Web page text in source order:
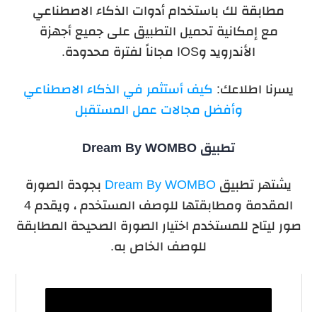
مطابقة لك باستخدام أدوات الذكاء الاصطناعي
مع إمكانية تحميل التطبيق على جميع أجهزة
الأندرويد وIOS مجاناً لفترة محدودة.
يسرنا اطلاعك: كيف أستثمر في الذكاء الاصطناعي
وأفضل مجالات عمل المستقبل
تطبيق Dream By WOMBO
يشتهر تطبيق Dream By WOMBO بجودة الصورة
المقدمة ومطابقتها للوصف المستخدم ، ويقدم 4
صور ليتاح للمستخدم اختيار الصورة الصحيحة المطابقة
للوصف الخاص به.